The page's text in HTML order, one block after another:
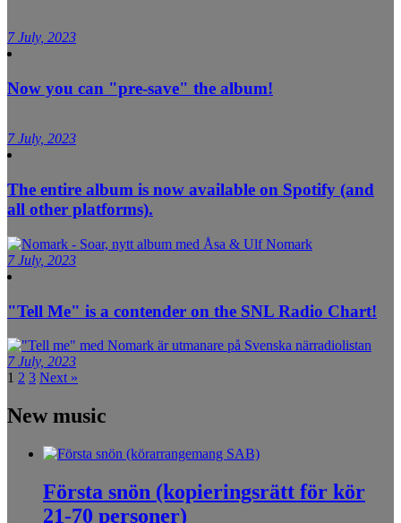
7 July, 2023
Now you can "pre-save" the album!
7 July, 2023
The entire album is now available on Spotify (and
all other platforms).
7 July, 2023
"Tell Me" is a contender on the SNL Radio Chart!
7 July, 2023
1 2 3 Next »
New music
Första snön (kopieringsrätt för kör
21-70 personer)